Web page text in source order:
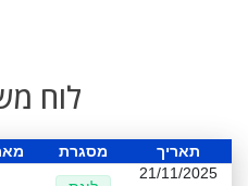
לוח
תאריך מסגרת
21/11/2025